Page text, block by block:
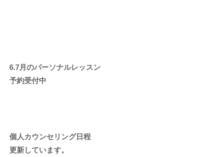
6.7月のパーソナルレッスン
予約受付中
個人カウンセリング日程
更新しています。